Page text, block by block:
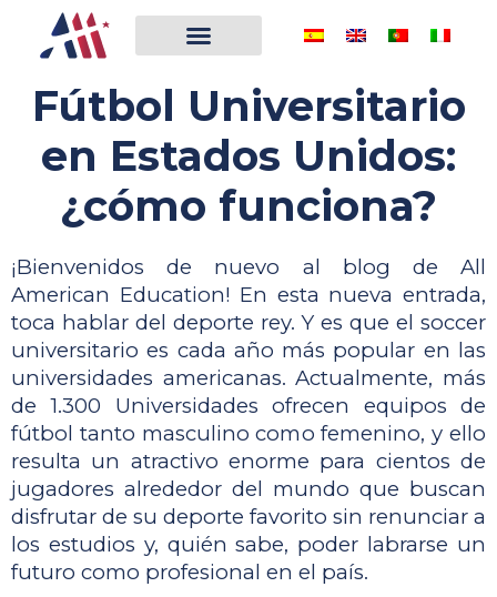
Fútbol Universitario
en Estados Unidos:
¿cómo funciona?
¡Bienvenidos de nuevo al blog de All
American Education! En esta nueva entrada,
toca hablar del deporte rey. Y es que el soccer
universitario es cada año más popular en las
universidades americanas. Actualmente, más
de 1.300 Universidades ofrecen equipos de
fútbol tanto masculino como femenino, y ello
resulta un atractivo enorme para cientos de
jugadores alrededor del mundo que buscan
disfrutar de su deporte favorito sin renunciar a
los estudios y, quién sabe, poder labrarse un
futuro como profesional en el país.